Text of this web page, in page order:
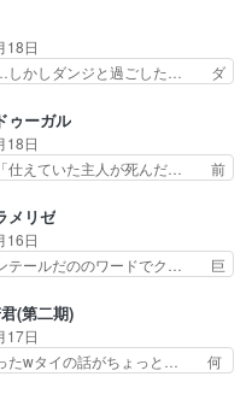
っと密着… LIMITかも知れな
ル… ・解決編、完全に前4話
…
てある意味おもしろ… 胸が凄
っと苦痛を伴って… 祖父母に
った。それにし… 柚子が家族
傷つけた瑶太… 今期のアニメ
玲夜の眼… 常に言ってるけ
にも魅力… 家族にずっと理不
を強い…
18日
…しかしダンジと過ごした… ダ
返るユルの表情が本… それぞ
み合い、物語がさ… ユルは一
犬がそっと寄り… ダンジが
言ってくれた幼… 偽りだけで
真実が重く… これまで積み重
からこそ… 一瞬スタッフのユ
ンが普…
ゥーガル
18日
「仕えていた主人が死んだ… 前
の温かい暮らしがあ… ソルコ
めに起こった悲劇… 原論はあ
でも私達には始… 周りの同胞
に慣れていく… 「肉の味を
えるけどな… ソルコクタニが
かつての… ラストの展開でぞ
う方向…
メリゼ
16日
テールだののワードでク… 巨
したサービスカット… 面白い
の国デート回は怪… 結構評判
みたけど、評判… 今時初デー
一発アウトだ… 結構、少女マ
(第二期)
17日
ったwタイの話がちょっと… 何